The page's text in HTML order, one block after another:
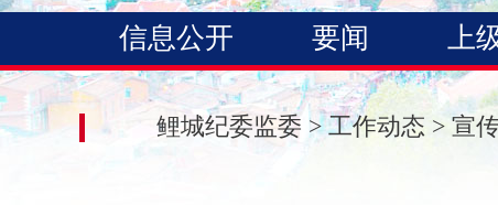
信息公开 要闻 上
鲤城纪委监委 >工作动态 > 宣